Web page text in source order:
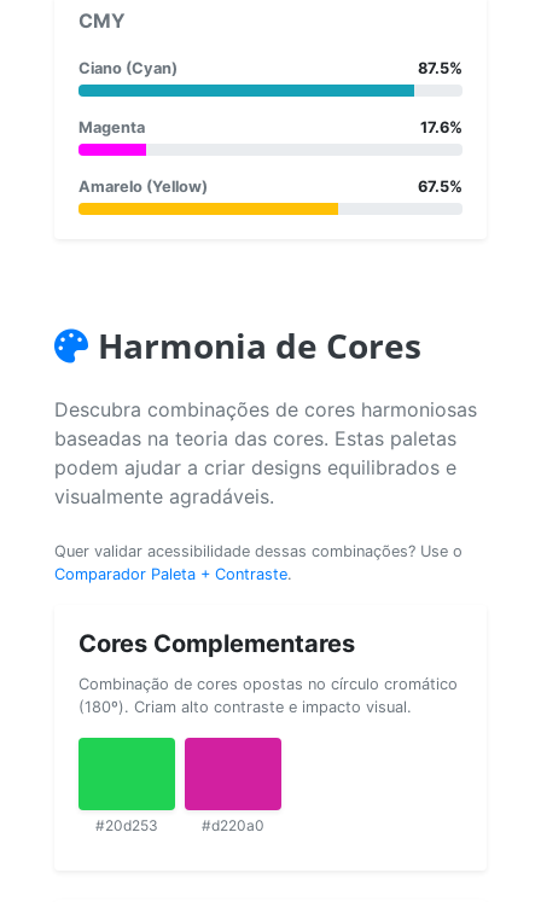
CMY
Ciano (Cyan) 87.5%
Magenta 17.6%
Amarelo (Yellow) 67.5%
Harmonia de Cores
Descubra combinações de cores harmoniosas
baseadas na teoria das cores. Estas paletas
podem ajudar a criar designs equilibrados e
visualmente agradáveis.
Quer validar acessibilidade dessas combinações? Use o
Comparador Paleta + Contraste.
Cores Complementares
Combinação de cores opostas no círculo cromático
(180º). Criam alto contraste e impacto visual.
#20d253 #d220a0